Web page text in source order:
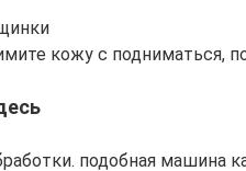
кожу с подниматься,
подобная машина